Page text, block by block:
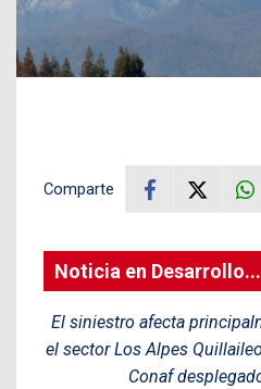
Comparte
Noticia en Desarrollo...
El siniestro afecta
el sector Los Alpes
Conaf